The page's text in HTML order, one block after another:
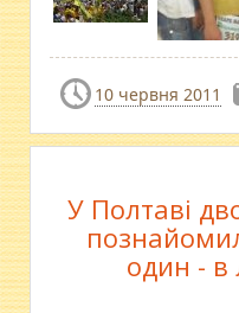
10 червня 2011
У Полтаві
один - в